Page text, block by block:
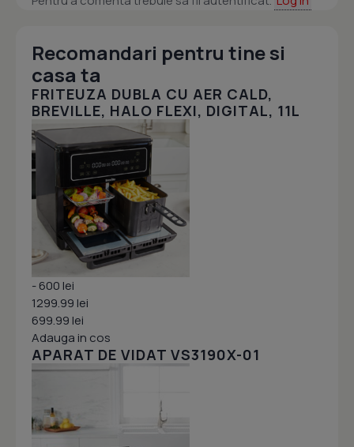
Recomandari pentru tine si
casa ta
FRITEUZA DUBLA CU AER CALD,
BREVILLE, HALO FLEXI, DIGITAL, 11L
- 600 lei
1299.99 lei
699.99 lei
Adauga in cos
APARAT DE VIDAT VS3190X-01